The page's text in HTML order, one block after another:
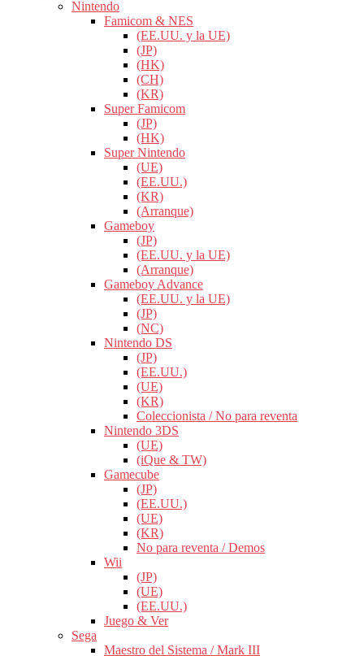
Nintendo
Famicom & NES
(EE.UU. y la UE)
(JP)
(HK)
(CH)
(KR)
Super Famicom
(JP)
(HK)
Super Nintendo
(UE)
(EE.UU.)
(KR)
(Arranque)
Gameboy
(JP)
(EE.UU. y la UE)
(Arranque)
Gameboy Advance
(EE.UU. y la UE)
(JP)
(NC)
Nintendo DS
(JP)
(EE.UU.)
(UE)
(KR)
Coleccionista / No para reventa
Nintendo 3DS
(UE)
(iQue & TW)
Gamecube
(JP)
(EE.UU.)
(UE)
(KR)
No para reventa / Demos
Wii
(JP)
(UE)
(EE.UU.)
Juego & Ver
Sega
Maestro del Sistema / Mark III